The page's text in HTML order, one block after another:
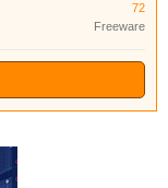
72
Freeware